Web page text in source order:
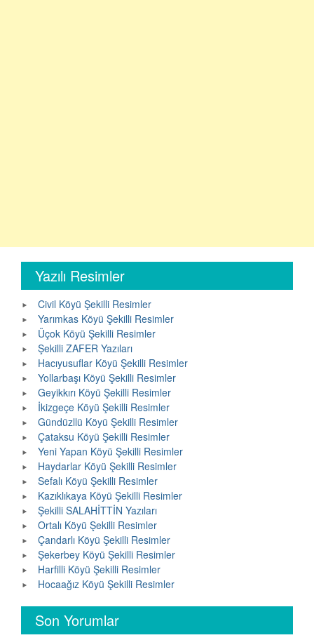
Yazılı Resimler
Civil Köyü Şekilli Resimler
Yarımkas Köyü Şekilli Resimler
Üçok Köyü Şekilli Resimler
Şekilli ZAFER Yazıları
Hacıyusuflar Köyü Şekilli Resimler
Yollarbaşı Köyü Şekilli Resimler
Geyikkırı Köyü Şekilli Resimler
İkizgeçe Köyü Şekilli Resimler
Gündüzllü Köyü Şekilli Resimler
Çataksu Köyü Şekilli Resimler
Yeni Yapan Köyü Şekilli Resimler
Haydarlar Köyü Şekilli Resimler
Sefalı Köyü Şekilli Resimler
Kazıklıkaya Köyü Şekilli Resimler
Şekilli SALAHİTTİN Yazıları
Ortalı Köyü Şekilli Resimler
Çandarlı Köyü Şekilli Resimler
Şekerbey Köyü Şekilli Resimler
Harfilli Köyü Şekilli Resimler
Hocaağız Köyü Şekilli Resimler
Son Yorumlar